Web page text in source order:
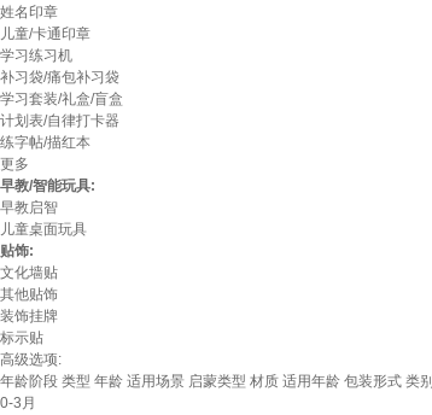
姓名印章
儿童/卡通印章
学习练习机
补习袋/痛包补习袋
学习套装/礼盒/盲盒
计划表/自律打卡器
练字帖/描红本
更多
早教/智能玩具:
早教启智
儿童桌面玩具
贴饰:
文化墙贴
其他贴饰
装饰挂牌
标示贴
高级选项:
年龄阶段 类型 年龄 适用场景 启蒙类型 材质 适用年龄 包装形式 类别
0-3月